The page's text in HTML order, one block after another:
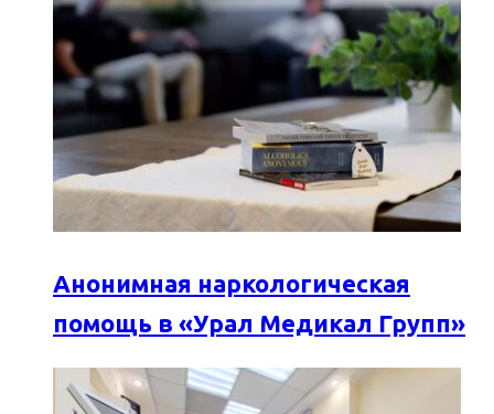
Анонимная наркологическая
помощь в «Урал Медикал Групп»